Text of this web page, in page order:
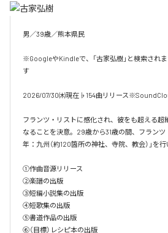
男／39歳／熊本県民
※GoogleやKindleで、「古家弘樹」と検索され
す
2026/07/30㈭現在♭154曲リリース
フランツ・リストに感化され、彼をも超える超
なることを決意。29歳から31歳の間、フランツ
年：九州（約120箇所の神社、寺院、教会）」を
①作曲音源リリース
②楽譜の出版
③短編小説集の出版
④短歌集の出版
⑤書道作品の出版
⑥（目標）レシピ本の出版